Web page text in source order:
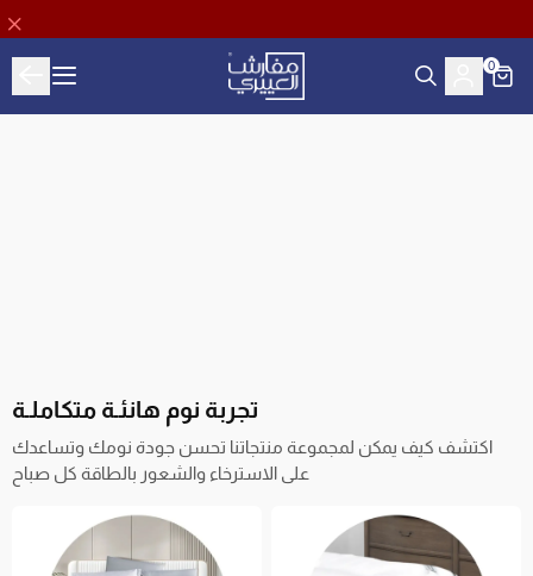
Aloyayri Bedding
0
تجربة نوم هانئـة متكاملـة
اكتشف كيف يمكن لمجموعة منتجاتنا تحسن جودة نومك وتساعدك
على الاسترخاء والشعور بالطاقة كل صباح